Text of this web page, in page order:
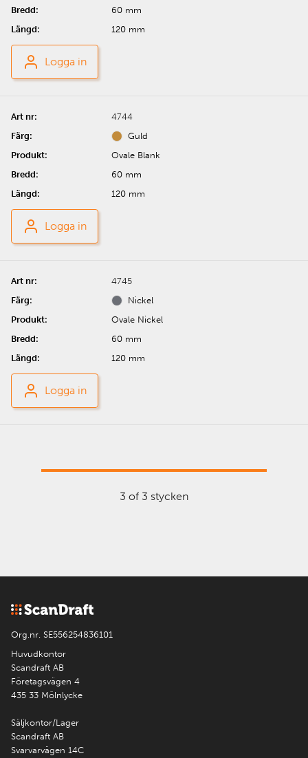
60 mm
120 mm
Logga in
4744
Guld
Ovale Blank
60 mm
120 mm
Logga in
4745
Nickel
Ovale Nickel
60 mm
120 mm
Logga in
3 of 3 stycken
Org.nr. SE556254836101
Huvudkontor
Scandraft AB
Företagsvägen 4
435 33 Mölnlycke
Säljkontor/Lager
Scandraft AB
Svarvarvägen 14C